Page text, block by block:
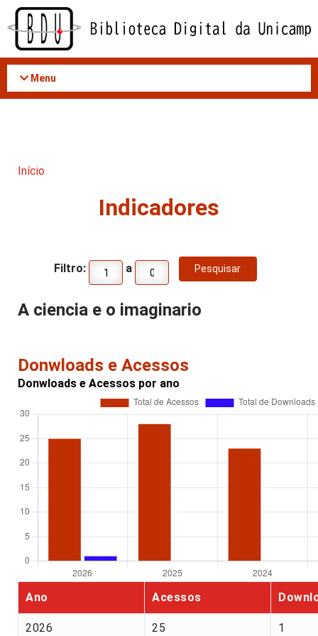
Acessar
conteúdo
Menu
Início
Indicadores
Filtro: a
A ciencia e o imaginario
Donwloads e Acessos
Donwloads e Acessos por ano
Ano Acessos
2026 25 1